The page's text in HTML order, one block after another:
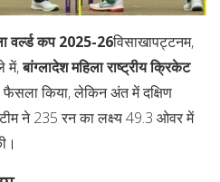
वर्ल्ड कप 2025-26विसाखापट्टनम,
में,बांग्लादेश महिला राष्ट्रीय क्रिकेट
फैसला किया, लेकिन अंत मेंदक्षिण
ने 235 रन का लक्ष्य 49.3 ओवर में